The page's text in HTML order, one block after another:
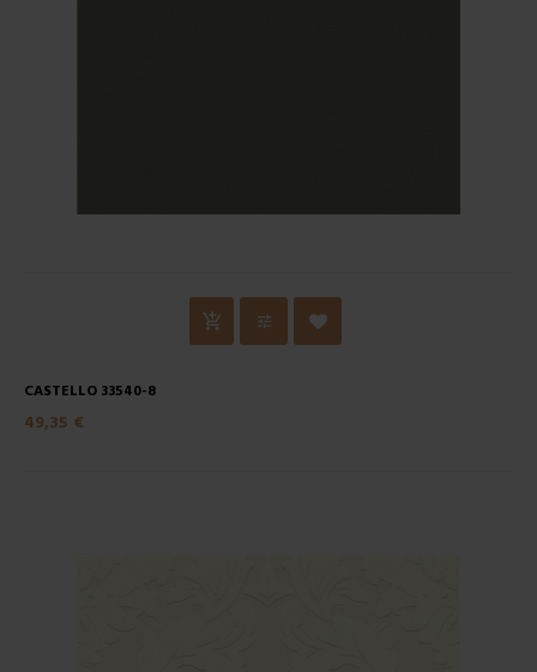
CASTELLO 33540-8
49,35 €